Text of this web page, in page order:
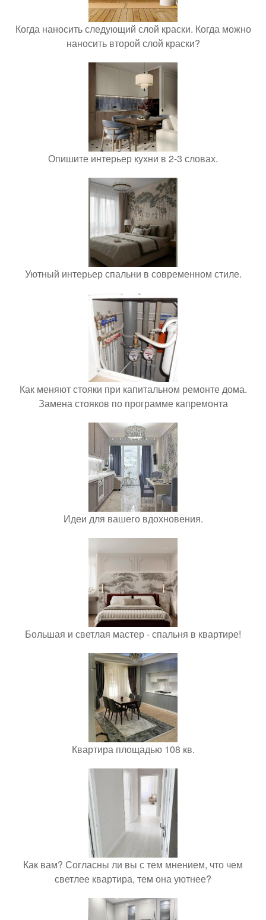
Когда наносить следующий слой краски. Когда можно
наносить второй слой краски?
Опишите интерьер кухни в 2-3 словах.
Уютный интерьер спальни в современном стиле.
Как меняют стояки при капитальном ремонте дома.
Замена стояков по программе капремонта
Идеи для вашего вдохновения.
Большая и светлая мастер - спальня в квартире!
Квартира площадью 108 кв.
Как вам? Согласны ли вы с тем мнением, что чем
светлее квартира, тем она уютнее?